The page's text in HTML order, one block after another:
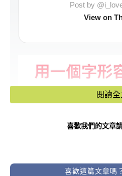
Post by
View on
閱讀
喜歡我們的文章
喜歡這篇文章嗎